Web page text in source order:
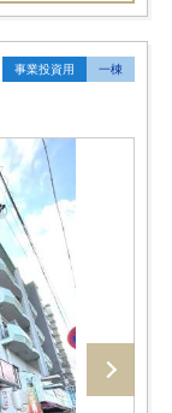
事業投資用 一棟